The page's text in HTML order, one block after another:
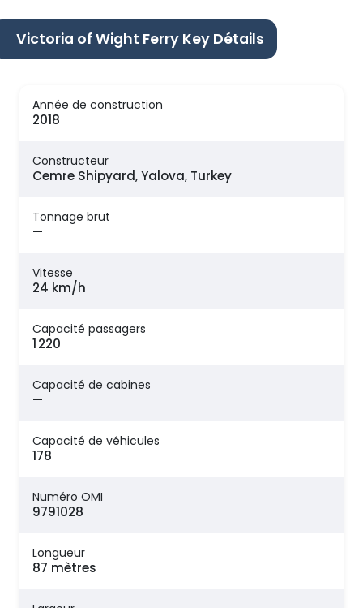
Victoria of Wight Ferry Key Détails
Année de construction
2018
Constructeur
Cemre Shipyard, Yalova, Turkey
Tonnage brut
—
Vitesse
24 km/h
Capacité passagers
1 220
Capacité de cabines
—
Capacité de véhicules
178
Numéro OMI
9791028
Longueur
87 mètres